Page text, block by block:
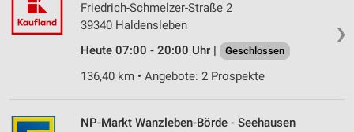
❯
Friedrich-Schmelzer-Straße 2
39340 Haldensleben
Heute 07:00 - 20:00 Uhr |
Geschlossen
136,40 km • Angebote: 2 Prospekte
NP-Markt Wanzleben-Börde - Seehausen